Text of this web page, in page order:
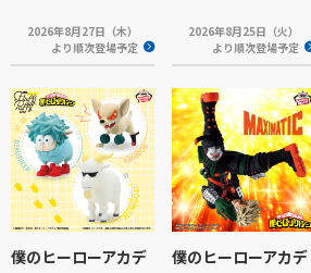
2026年8月27日（木）
より順次登場予定
2026年8月25日（火）
より順次登場予定
僕のヒーローアカデ
僕のヒーローアカデ